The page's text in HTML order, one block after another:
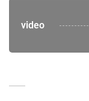
video